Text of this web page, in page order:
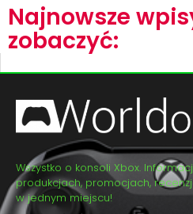
Najnowsze
zobaczyć:
Wszystko o konsoli Xbox.
produkcjach, promocjach,
w jednym miejscu!